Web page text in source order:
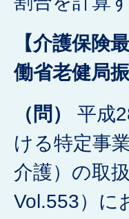
【介護保険
働省老健局
（問）
平成
ける特定事
介護）の取
Vol.553）に